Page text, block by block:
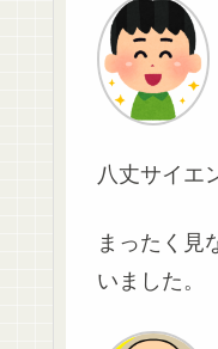
八丈サイエ
まったく見
いました。